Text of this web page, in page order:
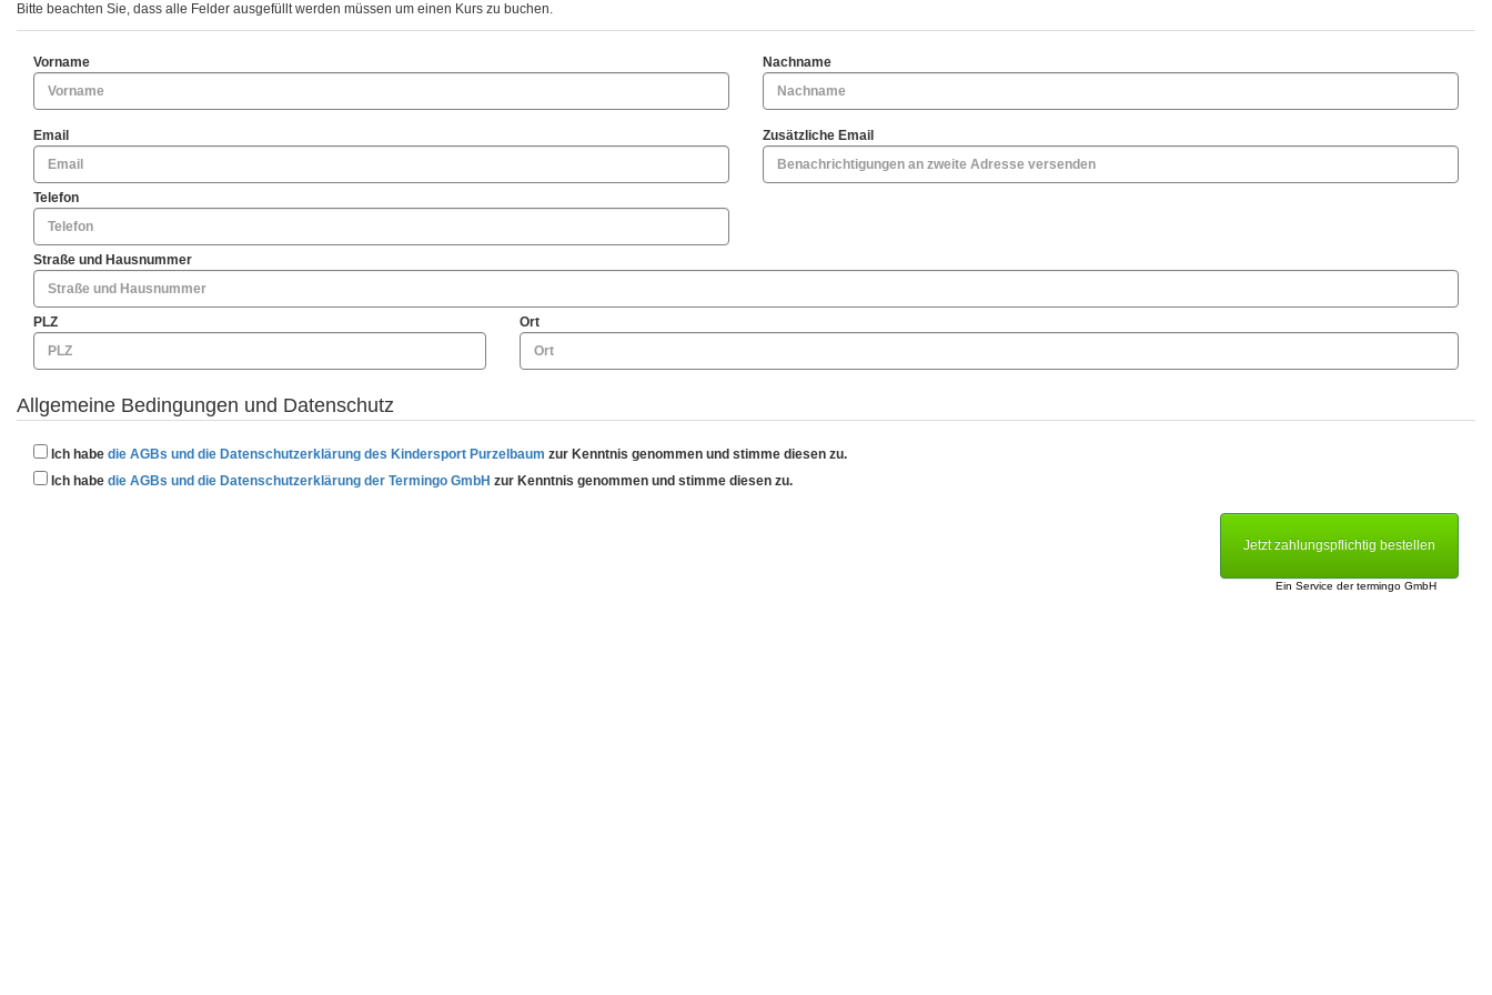
Bitte beachten Sie, dass alle Felder ausgefüllt werden müssen um einen Kurs zu buchen.
Vorname Nachname
Email Zusätzliche Email
Telefon
Straße und Hausnummer
PLZ Ort
Allgemeine Bedingungen und Datenschutz
Ich habe die AGBs und die Datenschutzerklärung des Kindersport Purzelbaum zur Kenntnis genommen und stimme diesen zu.
Ich habe die AGBs und die Datenschutzerklärung der Termingo GmbH zur Kenntnis genommen und stimme diesen zu.
Jetzt zahlungspflichtig bestellen
Ein Service dertermingo GmbH